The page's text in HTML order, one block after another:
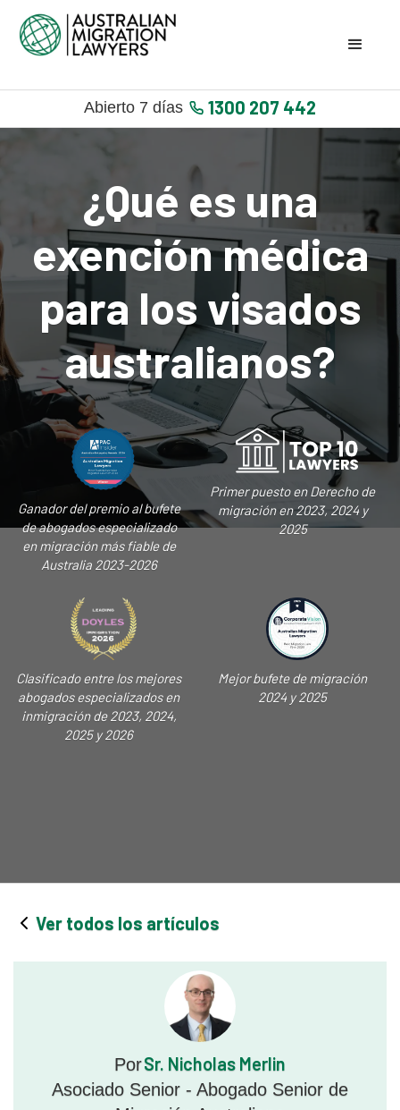
Abierto 7 días 1300 207 442
¿Qué es una
exención médica
para los visados
australianos?
Ganador del premio al bufete
de abogados especializado
en migración más fiable de
Australia 2023-2026
Primer puesto en Derecho de
migración en 2023, 2024 y
2025
Clasificado entre los mejores
abogados especializados en
inmigración de 2023, 2024,
2025 y 2026
Mejor bufete de migración
2024 y 2025
Ver todos los artículos
PorSr. Nicholas Merlin
Asociado Senior - Abogado Senior de